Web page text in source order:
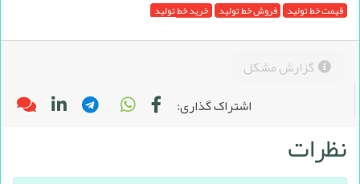
قیمت خط تولید فروش خط تولید خرید خط تولید
گزارش مشکل
اشتراک گذاری:
نظرات